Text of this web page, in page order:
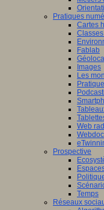
Pratiques
Cartes
Fablab
Images
Les
Web
Prospective
Temps
Réseaux